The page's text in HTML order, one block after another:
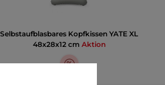
Selbstaufblasbares Kopfkissen YATE XL
48x28x12 cm Aktion